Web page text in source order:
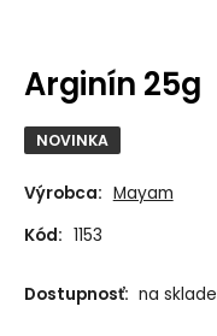
Arginín 25g
NOVINKA
Výrobca: Mayam
Kód: 1153
Dostupnosť: na sklade